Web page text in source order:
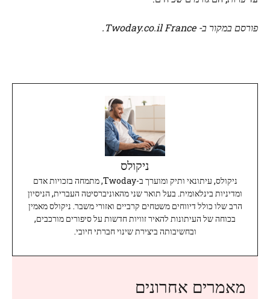
פורסם במקור ב- Twoday.co.il France.
ניקולס
ניקולס, עיתונאי ותיק ומוערך ב-Twoday, מתמחה בזכויות אדם
ומדיניות בינלאומית. בעל תואר שני מהאוניברסיטה העברית, הניסיון
הרב שלו כולל דיווחים משטחים קרביים ואזורי משבר. ניקולס מאמין
בכוחה של העיתונות להאיר זוויות חדשות על סיפורים מורכבים,
ובחשיבותה ביצירת שינוי חברתי חיובי.
מאמרים אחרונים